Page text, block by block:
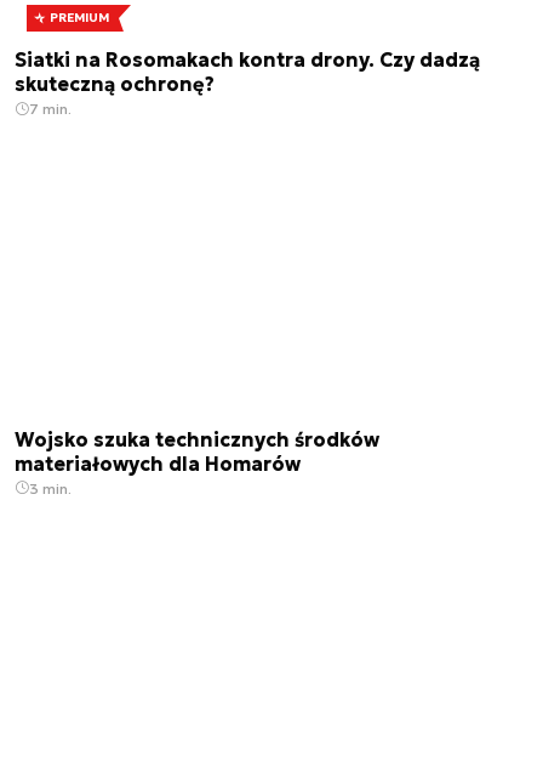
PREMIUM
Siatki na Rosomakach kontra drony. Czy dadzą
skuteczną ochronę?
7 min.
Wojsko szuka technicznych środków
materiałowych dla Homarów
3 min.